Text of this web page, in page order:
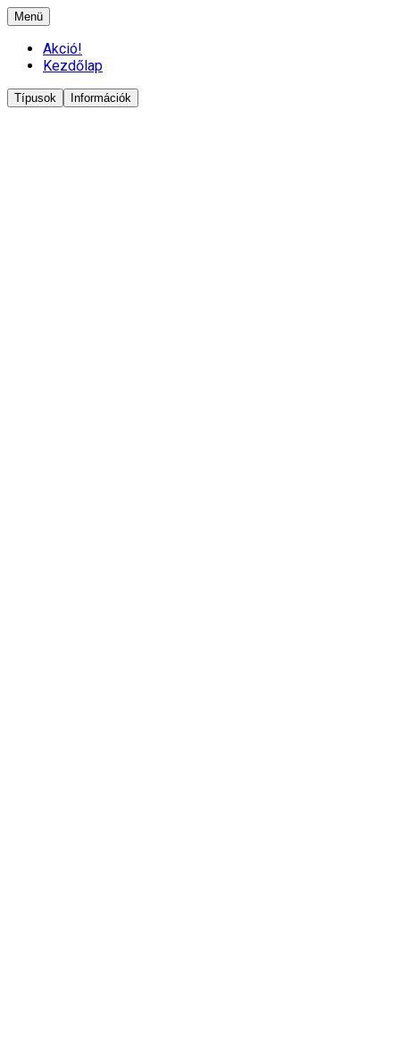
Menü
Akció!
Kezdőlap
Típusok Információk